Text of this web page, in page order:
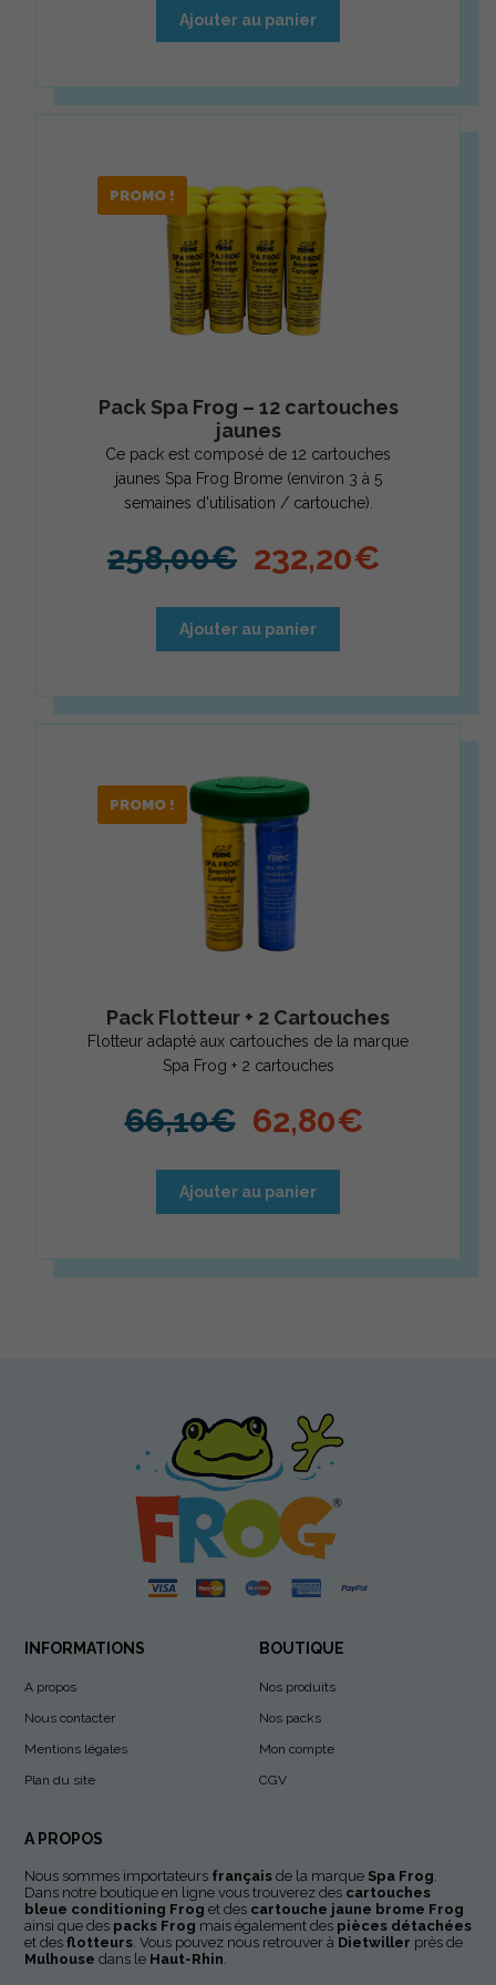
Ajouter au panier
PROMO !
Pack Spa Frog – 12 cartouches
jaunes
Ce pack est composé de 12 cartouches
jaunes Spa Frog Brome (environ 3 à 5
semaines d'utilisation / cartouche).
258,00€ Le prix initial
232,20€
Ajouter au panier
PROMO !
Pack Flotteur + 2 Cartouches
Flotteur adapté aux cartouches de la marque
Spa Frog + 2 cartouches
66,10€ Le prix initial
62,80€
Ajouter au panier
Spa Frog
INFORMATIONS
A propos
Nous contacter
Mentions légales
Plan du site
BOUTIQUE
Nos produits
Nos packs
Mon compte
CGV
A PROPOS
Nous sommes importateurs français de la marque Spa Frog.
Dans notre boutique en ligne vous trouverez des cartouches
bleue conditioning Frog et des cartouche jaune brome Frog
ainsi que des packs Frog mais également des pièces détachées
et des flotteurs. Vous pouvez nous retrouver à Dietwiller près de
Mulhouse dans le Haut-Rhin.